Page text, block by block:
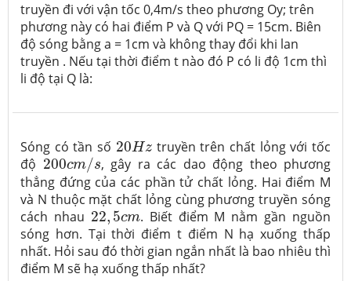
truyền đi với vận tốc 0,4m/s theo phương Oy; trên
phương này có hai điểm P và Q với PQ = 15cm. Biên
độ sóng bằng a = 1cm và không thay đổi khi lan
truyền . Nếu tại thời điểm t nào đó P có li độ 1cm thì
li độ tại Q là:
Sóng có tần số 20Hz
20Hztruyền trên chất lỏng với tốc
độ 200cm/s
200cm/s, gây ra các dao động theo phương
thẳng đứng của các phần tử chất lỏng. Hai điểm M
và N thuộc mặt chất lỏng cùng phương truyền sóng
cách nhau 22, 5cm
22,5cm. Biết điểm M nằm gần nguồn
sóng hơn. Tại thời điểm t điểm N hạ xuống thấp
nhất. Hỏi sau đó thời gian ngắn nhất là bao nhiêu thì
điểm M sẽ hạ xuống thấp nhất?